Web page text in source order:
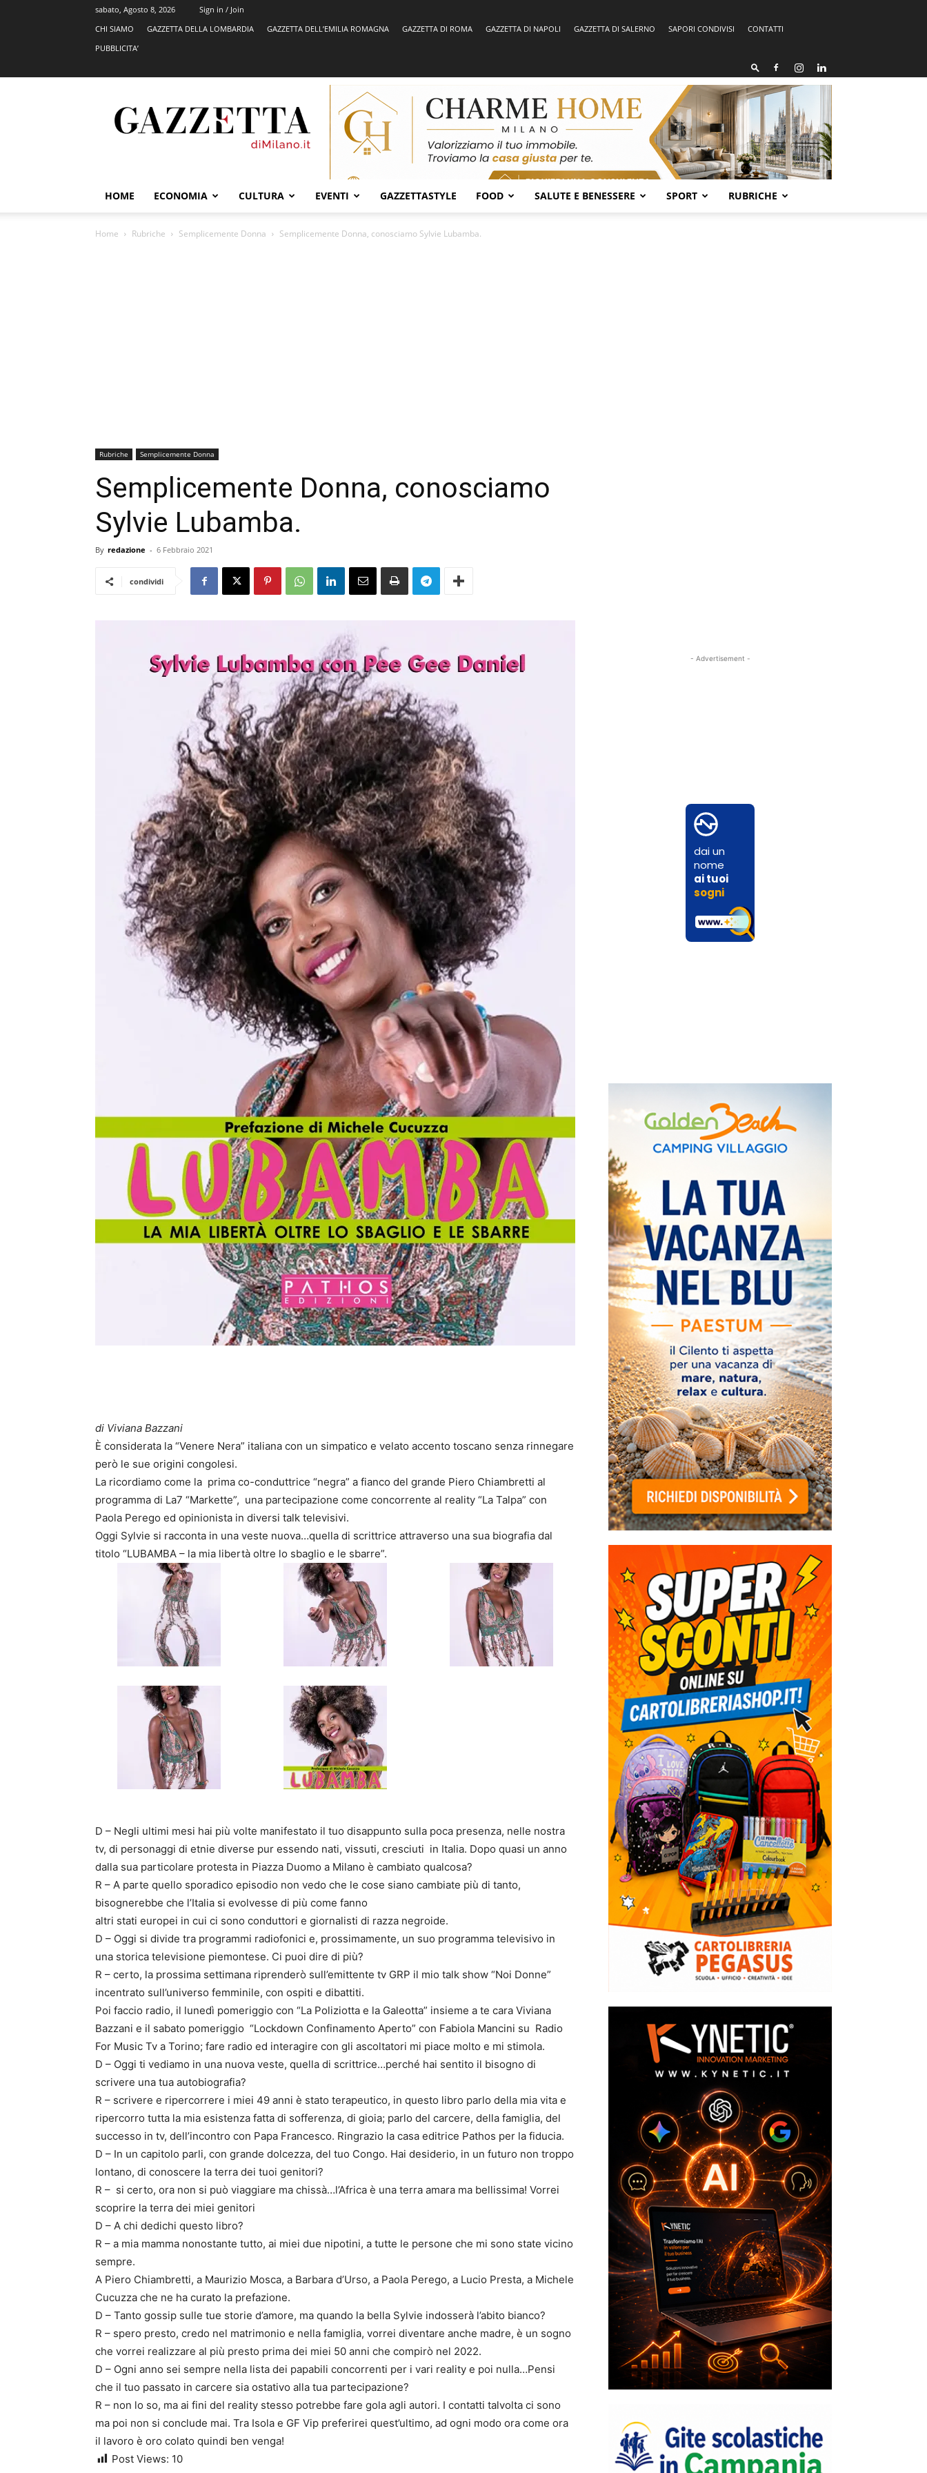
sabato, Agosto 8, 2026
Sign in / Join
CHI SIAMO
GAZZETTA DELLA LOMBARDIA GAZZETTA DELL’EMILIA ROMAGNA GAZZETTA DI ROMA GAZZETTA DI NAPOLI GAZZETTA DI SALERNO SAPORI CONDIVISI
CONTATTI
PUBBLICITA’
HOME ECONOMIA CULTURA EVENTI GAZZETTASTYLE FOOD SALUTE E BENESSERE SPORT RUBRICHE
Home Rubriche Semplicemente Donna Semplicemente Donna, conosciamo Sylvie Lubamba.
Rubriche Semplicemente Donna
Semplicemente Donna, conosciamo
Sylvie Lubamba.
By redazione - 6 Febbraio 2021
condividi
di Viviana Bazzani
È considerata la “Venere Nera” italiana con un simpatico e velato accento toscano senza rinnegare
però le sue origini congolesi.
La ricordiamo come la prima co-conduttrice “negra” a fianco del grande Piero Chiambretti al
programma di La7 “Markette”, una partecipazione come concorrente al reality “La Talpa” con
Paola Perego ed opinionista in diversi talk televisivi.
Oggi Sylvie si racconta in una veste nuova…quella di scrittrice attraverso una sua biografia dal
titolo “LUBAMBA – la mia libertà oltre lo sbaglio e le sbarre”.
D – Negli ultimi mesi hai più volte manifestato il tuo disappunto sulla poca presenza, nelle nostra
tv, di personaggi di etnie diverse pur essendo nati, vissuti, cresciuti in Italia. Dopo quasi un anno
dalla sua particolare protesta in Piazza Duomo a Milano è cambiato qualcosa?
R – A parte quello sporadico episodio non vedo che le cose siano cambiate più di tanto,
bisognerebbe che l’Italia si evolvesse di più come fanno
altri stati europei in cui ci sono conduttori e giornalisti di razza negroide.
D – Oggi si divide tra programmi radiofonici e, prossimamente, un suo programma televisivo in
una storica televisione piemontese. Ci puoi dire di più?
R – certo, la prossima settimana riprenderò sull’emittente tv GRP il mio talk show “Noi Donne”
incentrato sull’universo femminile, con ospiti e dibattiti.
Poi faccio radio, il lunedì pomeriggio con “La Poliziotta e la Galeotta” insieme a te cara Viviana
Bazzani e il sabato pomeriggio “Lockdown Confinamento Aperto” con Fabiola Mancini su Radio
For Music Tv a Torino; fare radio ed interagire con gli ascoltatori mi piace molto e mi stimola.
D – Oggi ti vediamo in una nuova veste, quella di scrittrice…perché hai sentito il bisogno di
scrivere una tua autobiografia?
R – scrivere e ripercorrere i miei 49 anni è stato terapeutico, in questo libro parlo della mia vita e
ripercorro tutta la mia esistenza fatta di sofferenza, di gioia; parlo del carcere, della famiglia, del
successo in tv, dell’incontro con Papa Francesco. Ringrazio la casa editrice Pathos per la fiducia.
D – In un capitolo parli, con grande dolcezza, del tuo Congo. Hai desiderio, in un futuro non troppo
lontano, di conoscere la terra dei tuoi genitori?
R – si certo, ora non si può viaggiare ma chissà…l’Africa è una terra amara ma bellissima! Vorrei
scoprire la terra dei miei genitori
D – A chi dedichi questo libro?
R – a mia mamma nonostante tutto, ai miei due nipotini, a tutte le persone che mi sono state vicino
sempre.
A Piero Chiambretti, a Maurizio Mosca, a Barbara d’Urso, a Paola Perego, a Lucio Presta, a Michele
Cucuzza che ne ha curato la prefazione.
D – Tanto gossip sulle tue storie d’amore, ma quando la bella Sylvie indosserà l’abito bianco?
R – spero presto, credo nel matrimonio e nella famiglia, vorrei diventare anche madre, è un sogno
che vorrei realizzare al più presto prima dei miei 50 anni che compirò nel 2022.
D – Ogni anno sei sempre nella lista dei papabili concorrenti per i vari reality e poi nulla…Pensi
che il tuo passato in carcere sia ostativo alla tua partecipazione?
R – non lo so, ma ai fini del reality stesso potrebbe fare gola agli autori. I contatti talvolta ci sono
ma poi non si conclude mai. Tra Isola e GF Vip preferirei quest’ultimo, ad ogni modo ora come ora
il lavoro è oro colato quindi ben venga!
Post Views: 10
- Advertisement -